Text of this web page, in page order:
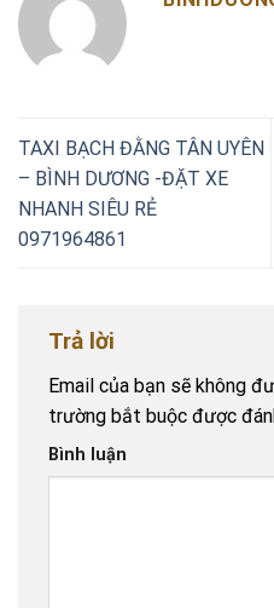
TAXI BẠCH ĐẰNG TÂN UYÊN
– BÌNH DƯƠNG -ĐẶT XE
NHANH SIÊU RẺ
0971964861
Trả lời
Email của bạn sẽ không
trường bắt buộc được
Bình luận